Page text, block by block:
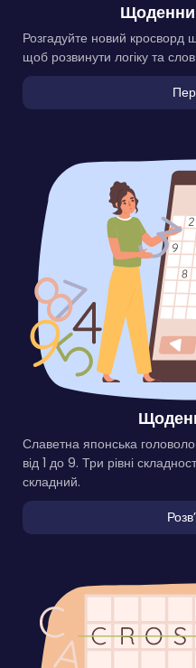
Розгадуйте новий кросворд
щоб розвинути логіку та
Славетна японська
від 1 до 9. Три рівні
складний.